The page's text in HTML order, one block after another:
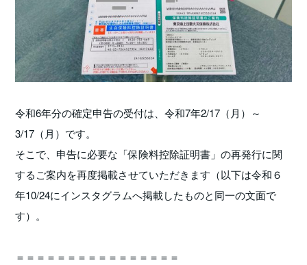
令和6年分の確定申告の受付は、令和7年2/17（月）～
3/17（月）です。
そこで、申告に必要な「保険料控除証明書」の再発行に関
するご案内を再度掲載させていただきます（以下は令和６
年10/24にインスタグラムへ掲載したものと同一の文面で
す）。
＝＝＝＝＝＝＝＝＝＝＝＝＝＝＝＝